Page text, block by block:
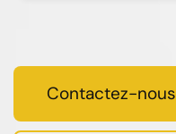
Contactez-nous